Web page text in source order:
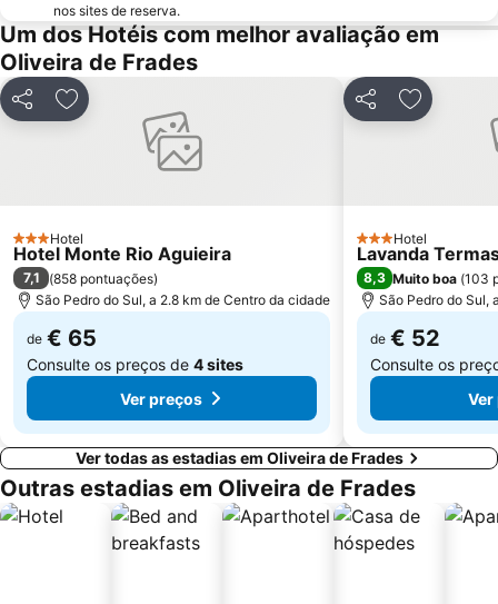
Forum Aveiro
Praia Fluvial São João do Monte
Arco romano da Bobadela
São Pedro de Maceda Beach
Museu da Cidade de Aveiro
Agrouvouga
Praia da Lomba
Nave Desportiva de Espinho
Cine Clube de Avanca
Frecha da Mizarela
Silvalde Beach
Aeródromo de Viseu
Museu de Santa Maria de Lamas
Mercado do Peixe
Praia Artificial
nos sites de reserva.
Um dos Hotéis com melhor avaliação em
Oliveira de Frades
PartilharAdicionar aos favoritos
3 Estrelas
Hotel
Hotel Monte Rio Aguieira
7,1 (858 pontuações)
São Pedro do Sul, a 2.8 km de Centro da cidade
de € 65
Consulte os preços de 4 sites
Ver preços
PartilharAdicionar
3 Estrelas
Hotel
Lavanda
8,3 Muito boa (103
São Pedro do Sul,
de € 52
Consulte os
Ver
Ver todas as estadias em Oliveira de Frades
Outras estadias em Oliveira de Frades